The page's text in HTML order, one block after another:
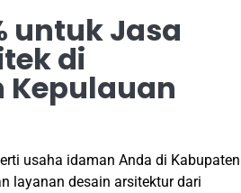
untuk Jasa
di
Kepulauan
usaha idaman Anda di Kabupaten
layanan desain arsitektur dari